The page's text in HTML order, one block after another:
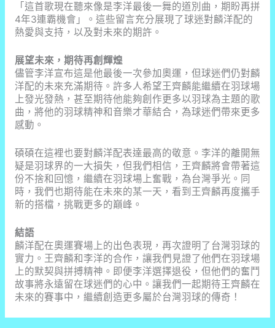
「這首歌現在聽來像是李洋最後一舞的道別曲，期盼再拼
4年3連霸機會」。這些留言充分展現了球迷對麟洋配的
熱愛與支持，以及對未來的期許。
展望未來，期待再創輝煌
儘管李洋宣布這是他最後一次參加奧運，但球迷們仍對麟
洋配的未來充滿期待。許多人希望王齊麟能繼續在羽球場
上發光發熱，甚至期待他能夠創作更多以羽球為主題的歌
曲，將他的羽球精神和音樂才華結合，為球迷們帶來更多
感動。
碩碩在這裡也要對麟洋配表達最高的敬意。李洋的離開無
疑是羽球界的一大損失，但我們相信，王齊麟將會帶著這
份不捨和回憶，繼續在羽球場上奮戰，為台灣爭光。同
時，我們也期待能在未來的某一天，看到王齊麟再度攜手
新的搭檔，挑戰更多的巔峰。
結語
麟洋配在奧運賽場上的出色表現，再次證明了台灣羽球的
實力。王齊麟和李洋的合作，讓我們見證了他們在羽球場
上的默契與拼搏精神。即便李洋選擇退役，但他們的奮鬥
故事將永遠留在球迷們的心中。讓我們一起期待王齊麟在
未來的賽事中，繼續創造更多屬於台灣羽球的傳奇！